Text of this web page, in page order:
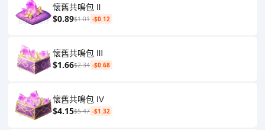
懷舊共鳴包 Ⅱ
$0.89$1.01 -$0.12
懷舊共鳴包 Ⅲ
$1.66$2.34 -$0.68
懷舊共鳴包 Ⅳ
$4.15$5.47 -$1.32